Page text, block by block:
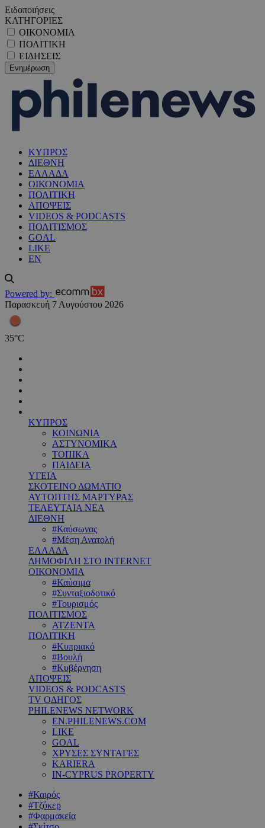
Ειδοποιήσεις
ΚΑΤΗΓΟΡΙΕΣ
ΟΙΚΟΝΟΜΙΑ
ΠΟΛΙΤΙΚΗ
ΕΙΔΗΣΕΙΣ
ΚΥΠΡΟΣ
ΔΙΕΘΝΗ
ΕΛΛΑΔΑ
ΟΙΚΟΝΟΜΙΑ
ΠΟΛΙΤΙΚΗ
ΑΠΟΨΕΙΣ
VIDEOS & PODCASTS
ΠΟΛΙΤΙΣΜΟΣ
GOAL
LIKE
EN
Powered by:
Παρασκευή 7 Αυγούστου 2026
35°C
ΚΥΠΡΟΣ
ΚΟΙΝΩΝΙΑ
ΑΣΤΥΝΟΜΙΚΑ
ΤΟΠΙΚΑ
ΠΑΙΔΕΙΑ
ΥΓΕΙΑ
ΣΚΟΤΕΙΝΟ ΔΩΜΑΤΙΟ
ΑΥΤΟΠΤΗΣ ΜΑΡΤΥΡΑΣ
ΤΕΛΕΥΤΑΙΑ ΝΕΑ
ΔΙΕΘΝΗ
#Καύσωνας
#Μέση Ανατολή
ΕΛΛΑΔΑ
ΔΗΜΟΦΙΛΗ ΣΤΟ INTERNET
ΟΙΚΟΝΟΜΙΑ
#Καύσιμα
#Συνταξιοδοτικό
#Τουρισμός
ΠΟΛΙΤΙΣΜΟΣ
ΑΤΖΕΝΤΑ
ΠΟΛΙΤΙΚΗ
#Κυπριακό
#Βουλή
#Κυβέρνηση
ΑΠΟΨΕΙΣ
VIDEOS & PODCASTS
TV ΟΔΗΓΟΣ
PHILENEWS NETWORK
EN.PHILENEWS.COM
LIKE
GOAL
ΧΡΥΣΕΣ ΣΥΝΤΑΓΕΣ
KARIERA
IN-CYPRUS PROPERTY
#Καιρός
#Τζόκερ
#Φαρμακεία